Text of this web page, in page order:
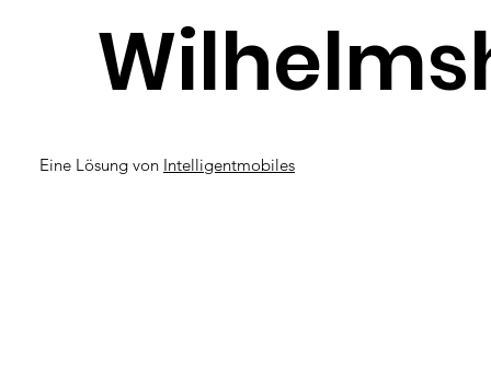
Eine Lösung von Intelligentmobiles